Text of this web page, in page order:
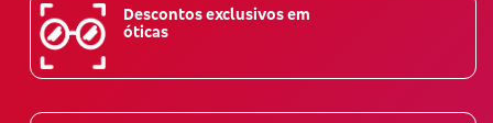
Descontos exclusivos em
óticas